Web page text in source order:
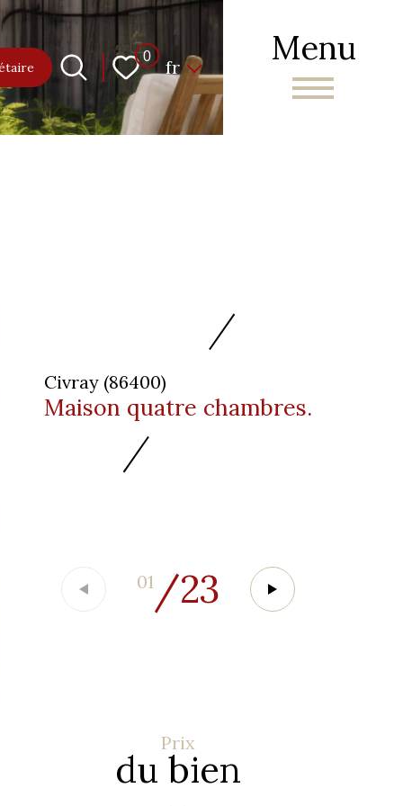
Menu
0 Langue
fr
Civray (86400)
Maison quatre chambres.
01/23
Prix
du bien